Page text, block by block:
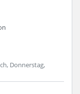
Donnerstag,